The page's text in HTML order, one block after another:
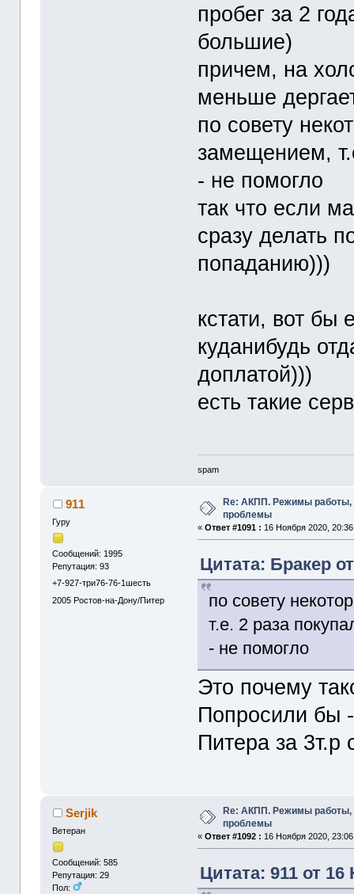
пробег за 2
большие)
причем, на
меньше
по совету
замещением,
- не помогло
так что если
сразу делать
попаданию)))
кстати, вот
куданибудь
доплатой)))
есть такие
spam
911
Гуру
Сообщений: 1995
Репутация: 93
+7-927-три76-76-1шесть
2005 Ростов-на-Дону/Питер
Re: АКПП. Режимы работы,
проблемы
«Ответ #1091 : 16 Ноября 2020,
Цитата: Бракер
по совету
т.е. 2 раза
- не помогло
Это почему
Попросили бы
Питера за
Serjik
Ветеран
Сообщений: 585
Репутация: 29
Пол:
Re: АКПП. Режимы работы,
проблемы
«Ответ #1092 : 16 Ноября 2020,
Цитата: 911 от